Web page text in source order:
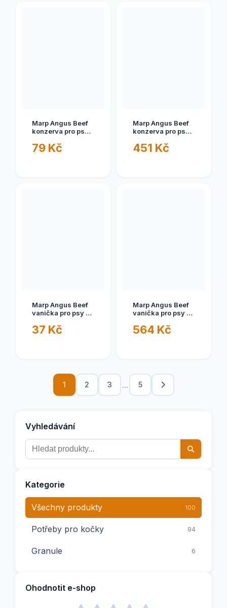
Vyhledávání
Kategorie
Všechny produkty 100
Potřeby pro kočky 94
Granule 6
Ohodnotit e-shop
Marp Angus Beef
konzerva pro psy s
79 Kč
Marp Angus Beef
konzerva pro psy s
451 Kč
Marp Angus Beef
vanička pro psy s
37 Kč
Marp Angus Beef
vanička pro psy s
16x100g
564 Kč
1 2 3 ... 5